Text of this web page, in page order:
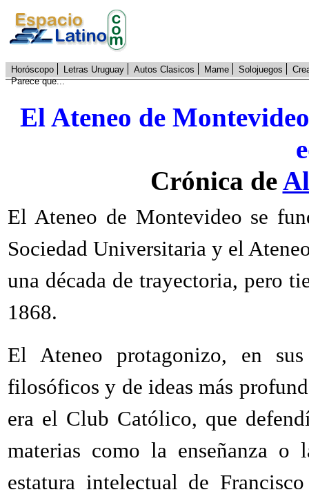
Horóscopo Letras Uruguay Autos Clasicos Mame Solojuegos
Parece que...
ElAteneo de
Crónica de
El Ateneo de Montevideo se
Sociedad Universitaria y el
una década de trayectoria, pero
1868.
El Ateneo protagonizo, en
filosóficos y de ideas más
era el Club Católico, que
materias como la enseñanza
estatura intelectual de